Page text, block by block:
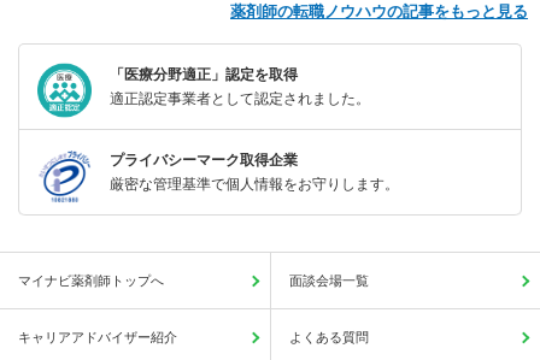
薬剤師の転職ノウハウの記事をもっと見る
「医療分野適正」認定を取得
適正認定事業者として認定されました。
プライバシーマーク取得企業
厳密な管理基準で個人情報をお守りします。
マイナビ薬剤師トップへ 面談会場一覧
キャリアアドバイザー紹介 よくある質問